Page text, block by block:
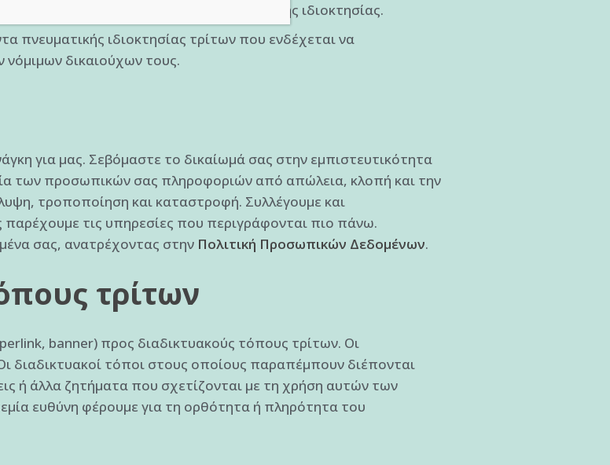
παραχώρηση δικαιωμάτων πνευματικής ιδιοκτησίας.
πνευματικής ιδιοκτησίας τρίτων που ενδέχεται να
νόμιμων δικαιούχων τους.
για μας. Σεβόμαστε το δικαίωμά σας στην εμπιστευτικότητα
των προσωπικών σας πληροφοριών από απώλεια, κλοπή και την
τροποποίηση και καταστροφή. Συλλέγουμε και
τις υπηρεσίες που περιγράφονται πιο πάνω.
σας, ανατρέχοντας στην Πολιτική Προσωπικών Δεδομένων.
τρίτων
banner) προς διαδικτυακούς τόπους τρίτων. Οι
διαδικτυακοί τόποι στους οποίους παραπέμπουν διέπονται
ή άλλα ζητήματα που σχετίζονται με τη χρήση αυτών των
ευθύνη φέρουμε για τη ορθότητα ή πληρότητα του